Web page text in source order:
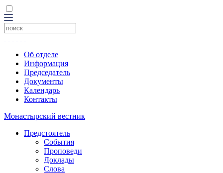
Об отделе
Информация
Председатель
Документы
Календарь
Контакты
Монастырский вестник
Предстоятель
События
Проповеди
Доклады
Слова